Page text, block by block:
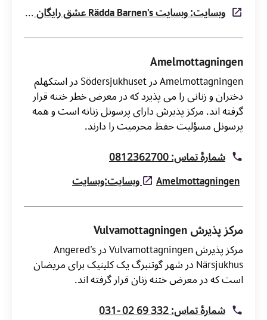
وبسایت: وبسایت Rädda Barnen’s عشق رایگان است
Amelmottagningen
Amelmottagningen در Södersjukhuset در استکهلم
دختران و زنانی را می پذیرد که در معرض خطر ختنه قرار
گرفته اند. مرکز پذیرش دارای پرسونل زنانه است و همه
پرسونل مسؤلیت حفظ محرمیت را دارند.
شمارۀ تماس: 0812362700
Amelmottagningen وبسایت:وبسایت
مرکز پذیرش Vulvamottagningen
مرکز پذیرش Vulvamottagningen در Angered's
Närsjukhus در شهر گوتنبرگ یک کلینیک برای مریضان
است که در معرض ختنه زنان قرار گرفته اند.
شمارۀ تماس: 332 69 02 -031